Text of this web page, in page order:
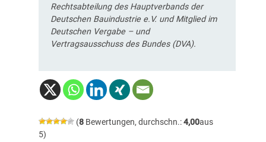
Rechtsabteilung des Hauptverbands der
Deutschen Bauindustrie e.V. und Mitglied im
Deutschen Vergabe – und
Vertragsausschuss des Bundes (DVA).
(8Bewertungen, durchschn.:4,00aus
5)